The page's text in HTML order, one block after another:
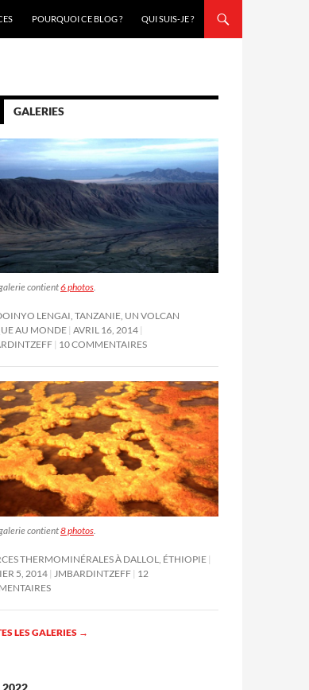
POURQUOI CE BLOG ? QUI SUIS-JE ?
GALERIES
contient6 photos.
LENGAI, TANZANIE, UN VOLCAN
AU MONDE AVRIL 16, 2014
10 COMMENTAIRES
contient8 photos
THERMOMINÉRALES À DALLOL, ÉTHIOPIE
5, 2014
JMBARDINTZEFF 12
LES GALERIES →
2022